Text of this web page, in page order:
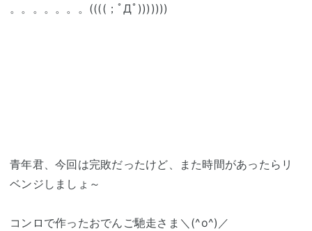
。。。。。。。((((；ﾟДﾟ)))))))
青年君、今回は完敗だったけど、また時間があったらリ
ベンジしましょ～
コンロで作ったおでんご馳走さま＼(^o^)／